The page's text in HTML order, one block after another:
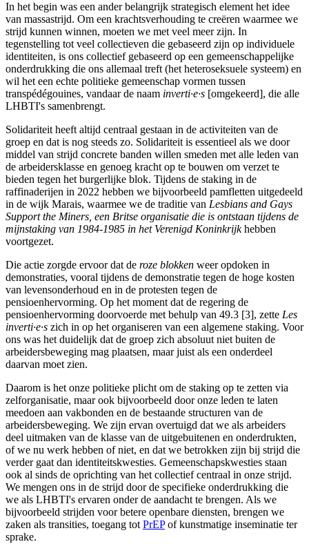
In het begin was een ander belangrijk strategisch element het idee
van massastrijd. Om een krachtsverhouding te creëren waarmee we
strijd kunnen winnen, moeten we met veel meer zijn. In
tegenstelling tot veel collectieven die gebaseerd zijn op individuele
identiteiten, is ons collectief gebaseerd op een gemeenschappelijke
onderdrukking die ons allemaal treft (het heteroseksuele systeem) en
wil het een echte politieke gemeenschap vormen tussen
transpédégouines, vandaar de naam inverti·e·s [omgekeerd], die alle
LHBTI's samenbrengt.
Solidariteit heeft altijd centraal gestaan in de activiteiten van de
groep en dat is nog steeds zo. Solidariteit is essentieel als we door
middel van strijd concrete banden willen smeden met alle leden van
de arbeidersklasse en genoeg kracht op te bouwen om verzet te
bieden tegen het burgerlijke blok. Tijdens de staking in de
raffinaderijen in 2022 hebben we bijvoorbeeld pamfletten uitgedeeld
in de wijk Marais, waarmee we de traditie van Lesbians and Gays
Support the Miners, een Britse organisatie die is ontstaan tijdens de
mijnstaking van 1984-1985 in het Verenigd Koninkrijkhebben
voortgezet.
Die actie zorgde ervoor dat de roze blokken weer opdoken in
demonstraties, vooral tijdens de demonstratie tegen de hoge kosten
van levensonderhoud en in de protesten tegen de
pensioenhervorming. Op het moment dat de regering de
pensioenhervorming doorvoerde met behulp van 49.3 [3], zette Les
inverti·e·s zich in op het organiseren van een algemene staking. Voor
ons was het duidelijk dat de groep zich absoluut niet buiten de
arbeidersbeweging mag plaatsen, maar juist als een onderdeel
daarvan moet zien.
Daarom is het onze politieke plicht om de staking op te zetten via
zelforganisatie, maar ook bijvoorbeeld door onze leden te laten
meedoen aan vakbonden en de bestaande structuren van de
arbeidersbeweging. We zijn ervan overtuigd dat we als arbeiders
deel uitmaken van de klasse van de uitgebuitenen en onderdrukten,
of we nu werk hebben of niet, en dat we betrokken zijn bij strijd die
verder gaat dan identiteitskwesties. Gemeenschapskwesties staan
ook al sinds de oprichting van het collectief centraal in onze strijd.
We mengen ons in de strijd door de specifieke onderdrukking die
we als LHBTI's ervaren onder de aandacht te brengen. Als we
bijvoorbeeld strijden voor betere openbare diensten, brengen we
zaken als transities, toegang tot PrEPof kunstmatige inseminatie ter
sprake.